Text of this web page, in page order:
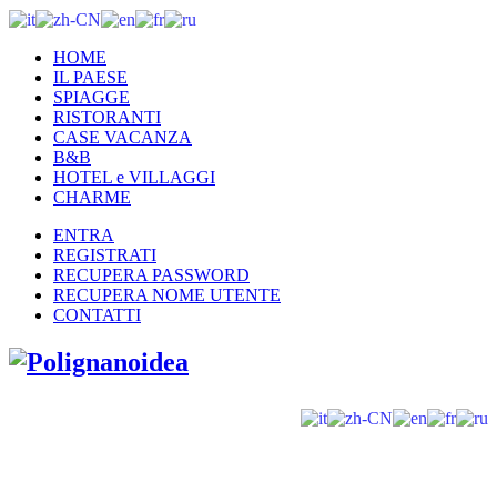
HOME
IL PAESE
SPIAGGE
RISTORANTI
CASE VACANZA
B&B
HOTEL e VILLAGGI
CHARME
ENTRA
REGISTRATI
RECUPERA PASSWORD
RECUPERA NOME UTENTE
CONTATTI